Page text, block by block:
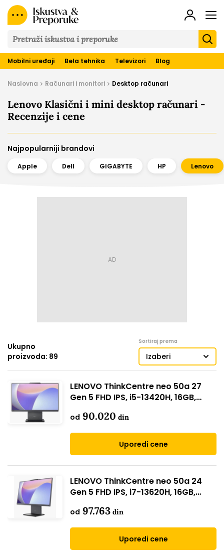
&
Preporuke
Mobilni uređaji Bela tehnika Televizori Blog
Naslovna Računari i monitori Desktop računari
Lenovo Klasični i mini desktop računari -
Recenzije i cene
Najpopularniji brandovi
Apple Dell GIGABYTE HP Lenovo
Ukupno
proizvoda: 89
Sortiraj prema
Izaberi
LENOVO ThinkCentre neo 50a 27
Gen 5 FHD IPS, i5-13420H, 16GB,
od 90.020 din
Uporedi cene
LENOVO ThinkCentre neo 50a 24
Gen 5 FHD IPS, i7-13620H, 16GB,
od 97.763 din
Uporedi cene